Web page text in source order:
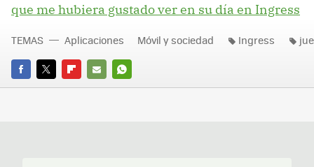
que me hubiera gustado ver en su día en Ingress
FACEBOOK
TWITTERFLIPBOARD
E-
WHATSAPP
TEMAS Aplicaciones Móvil y sociedad Ingress